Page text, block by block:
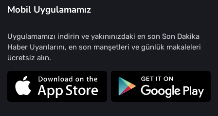
Mobil Uygulamamız
Uygulamamızı indirin ve yakınınızdaki en son Son Dakika
Haber Uyarılarını, en son manşetleri ve günlük makaleleri
ücretsiz alın.